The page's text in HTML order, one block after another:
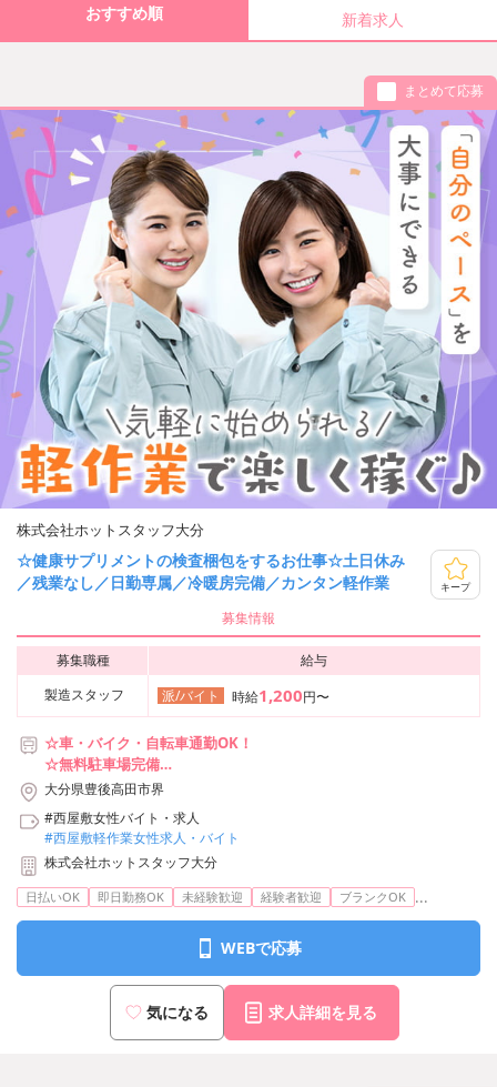
おすすめ順 新着求人
まとめて応募
株式会社ホットスタッフ大分
☆健康サプリメントの検査梱包をするお仕事☆土日休み
／残業なし／日勤専属／冷暖房完備／カンタン軽作業
キープ
募集情報
募集職種
給与
製造スタッフ
派/バイト 時給1,200円〜
☆車・バイク・自転車通勤OK！
☆無料駐車場完備
☆交通費・ガソリン代支給いたします（※規定あり）
大分県豊後高田市界
#西屋敷女性バイト・求人
#西屋敷軽作業女性求人・バイト
株式会社ホットスタッフ大分
日払いOK 即日勤務OK 未経験歓迎 経験者歓迎 ブランクOK ...
WEBで応募
気になる 求人詳細を見る